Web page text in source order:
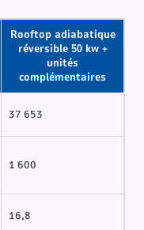
Rooftop adiabatique
réversible 50 kw +
unités
complémentaires
37 653
1 600
16,8